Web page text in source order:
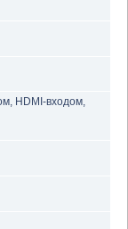
HDMI-входом,